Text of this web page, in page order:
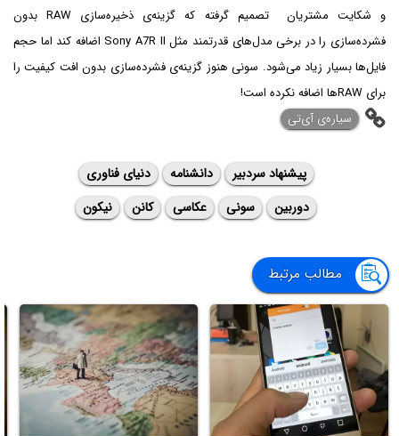
و شکایت مشتریان تصمیم گرفته که گزینه‌ی ذخیره‌سازی RAW بدون
فشرده‌سازی را در برخی مدل‌های قدرتمند مثل Sony A7R II اضافه کند اما حجم
فایل‌ها بسیار زیاد می‌شود. سونی هنوز گزینه‌ی فشرده‌سازی بدون افت کیفیت را
برای RAWها اضافه نکرده است!
‌سیاره‌ی آی‌تی
پیشنهاد سردبیر دانشنامه
دنیای فناوری
دوربین
سونی عکاسی کانن نیکون
مطالب مرتبط